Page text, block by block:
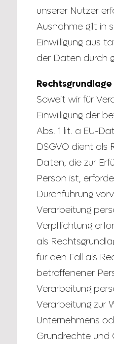
unserer Nutzer
Ausnahme gilt in
Einwilligung aus
der Daten durch
Soweit wir für
Einwilligung der
Abs. 1 lit. a EU-
DSGVO dient als
Daten, die zur
Person ist,
Durchführung
Verarbeitung
Verpflichtung
als
für den Fall als
betroffenener
Verarbeitung
Verarbeitung zur
Unternehmens
Grundrechte und